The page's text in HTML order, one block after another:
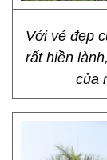
Với vẻ đẹp
rất hiền
của